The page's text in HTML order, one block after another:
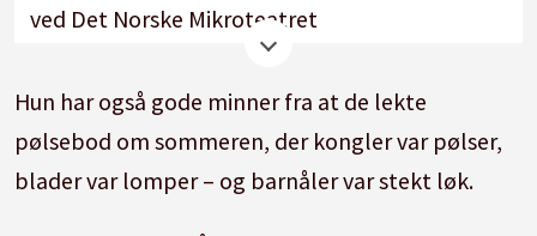
ved Det Norske Mikroteatret
Bor i: Oslo
Hun har også gode minner fra at de lekte
pølsebod om sommeren, der kongler var pølser,
blader var lomper – og barnåler var stekt løk.